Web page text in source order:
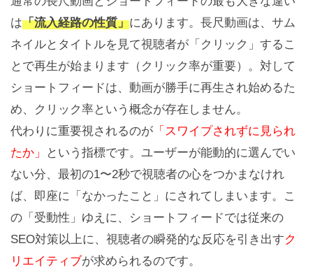
は「流入経路の性質」にあります。長尺動画は、サム
ネイルとタイトルを見て視聴者が「クリック」するこ
とで再生が始まります（クリック率が重要）。対して
ショートフィードは、動画が勝手に再生され始めるた
め、クリック率という概念が存在しません。
代わりに重要視されるのが 「スワイプされずに見られ
たか」
という指標です。ユーザーが能動的に選んでい
ない分、最初の1〜2秒で視聴者の心をつかまなけれ
ば、即座に「なかったこと」にされてしまいます。こ
の「受動性」ゆえに、ショートフィードでは従来の
SEO対策以上に、視聴者の瞬発的な反応を引き出すク
リエイティブが求められるのです。